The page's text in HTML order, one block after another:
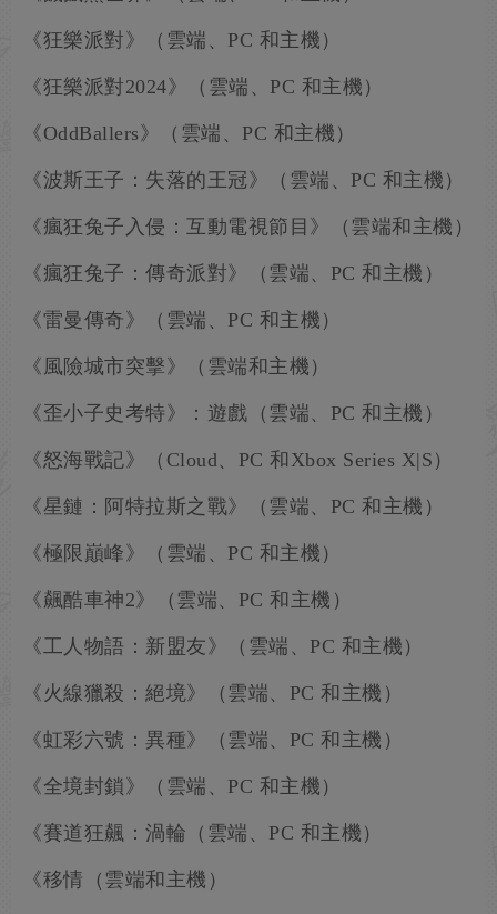
《狂樂派對》（雲端、PC 和主機）
《狂樂派對2024》（雲端、PC 和主機）
《OddBallers》（雲端、PC 和主機）
《波斯王子：失落的王冠》（雲端、PC 和主機）
《瘋狂兔子入侵：互動電視節目》（雲端和主機）
《瘋狂兔子：傳奇派對》（雲端、PC 和主機）
《雷曼傳奇》（雲端、PC 和主機）
《風險城市突擊》（雲端和主機）
《歪小子史考特》：遊戲（雲端、PC 和主機）
《怒海戰記》（Cloud、PC 和Xbox Series X|S）
《星鏈：阿特拉斯之戰》（雲端、PC 和主機）
《極限巔峰》（雲端、PC 和主機）
《飆酷車神2》（雲端、PC 和主機）
《工人物語：新盟友》（雲端、PC 和主機）
《火線獵殺：絕境》（雲端、PC 和主機）
《虹彩六號：異種》（雲端、PC 和主機）
《全境封鎖》（雲端、PC 和主機）
《賽道狂飆：渦輪（雲端、PC 和主機）
《移情（雲端和主機）